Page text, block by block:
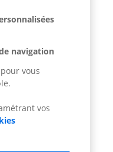
navigation
vous
vos